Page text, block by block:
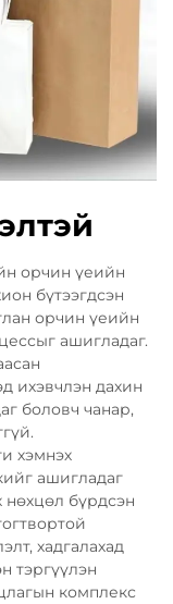
орчин үеийн
бүтээгдсэн
орчин үеийн
ашигладаг.
ихэвчлэн дахин
боловч чанар,
хэмнэх
ашигладаг
нөхцөл бүрдсэн
хадгалахад
тэргүүлэн
комплекс